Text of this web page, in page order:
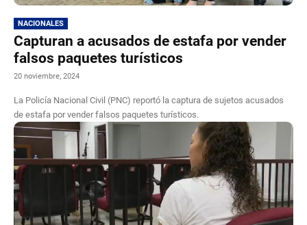
NACIONALES
Capturan a acusados de estafa por vender
falsos paquetes turísticos
20 noviembre, 2024
La Policía Nacional Civil (PNC) reportó la captura de sujetos acusados
de estafa por vender falsos paquetes turísticos.